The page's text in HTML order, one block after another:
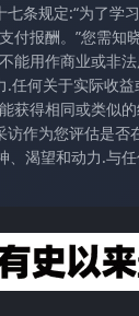
条规定:“为了
报酬。”您需
能用作商业或非
何关于实际收
获得相同或类似
作为您评估是
渴望和动力.与